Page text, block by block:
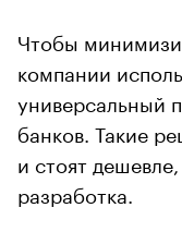
Чтобы
компании
универсальный
банков. Такие
и стоят
разработка.